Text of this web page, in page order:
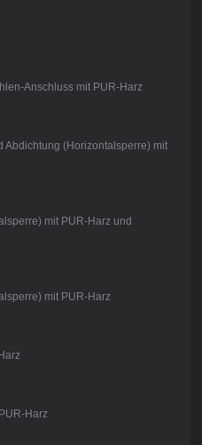
Anschluss mit PUR-Harz
Abdichtung (Horizontalsperre) mit
mit PUR-Harz und
mit PUR-Harz
Harz